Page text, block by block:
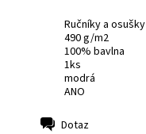
Ručníky a
490 g/m2
100% bavlna
1ks
modrá
ANO
Dotaz